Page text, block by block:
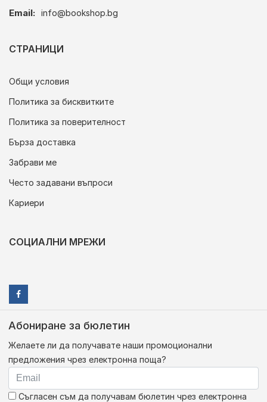
Email: info@bookshop.bg
СТРАНИЦИ
Общи условия
Политика за бисквитките
Политика за поверителност
Бърза доставка
Забрави ме
Често задавани въпроси
Кариери
СОЦИАЛНИ МРЕЖИ
Абониране за бюлетин
Желаете ли да получавате наши промоционални
предложения чрез електронна поща?
Съгласен съм да получавам бюлетин чрез електронна